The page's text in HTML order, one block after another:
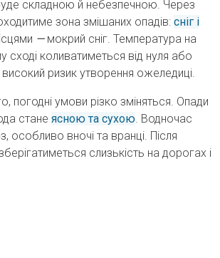
складною й небезпечною. Через
зона змішаних опадів: сніг і
—мокрий сніг. Температура на
сході коливатиметься від нуля або
ризик утворення ожеледиці.
погодні умови різко зміняться. Опади
стане ясною та сухою. Водночас
особливо вночі та вранці. Після
слизькість на дорогах і